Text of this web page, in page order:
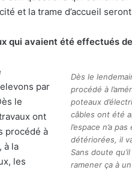
et la trame d’accueil
qui avaient été effectués
Dès le
procédé à
poteaux
câbles ont été
l’espace n’a
détériorées, il
Sans doute
ramener ça à
par
le
ont
procédé à
à la
les